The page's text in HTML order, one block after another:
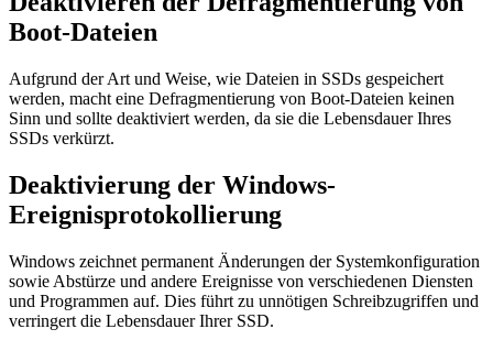
Boot-Dateien
Aufgrund der Art und Weise, wie Dateien in SSDs gespeichert
werden, macht eine Defragmentierung von Boot-Dateien keinen
Sinn und sollte deaktiviert werden, da sie die Lebensdauer Ihres
SSDs verkürzt.
Deaktivierung der Windows-
Ereignisprotokollierung
Windows zeichnet permanent Änderungen der Systemkonfiguration
sowie Abstürze und andere Ereignisse von verschiedenen Diensten
und Programmen auf. Dies führt zu unnötigen Schreibzugriffen und
verringert die Lebensdauer Ihrer SSD.